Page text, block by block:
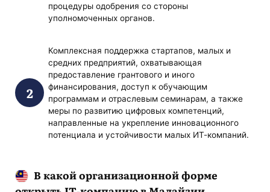
процедуры одобрения со стороны
уполномоченных органов.
Комплексная поддержка стартапов, малых и
средних предприятий, охватывающая
предоставление грантового и иного
финансирования, доступ к обучающим
программам и отраслевым семинарам, а также
меры по развитию цифровых компетенций,
направленные на укрепление инновационного
потенциала и устойчивости малых ИТ-компаний.
В какой организационной форме